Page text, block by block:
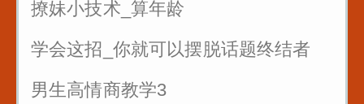
遇到只问不买的客户怎么聊
撩妹小技术_算年龄
学会这招_你就可以摆脱话题终结者
男生高情商教学3